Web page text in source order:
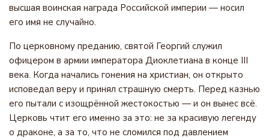
высшая воинская награда Российской империи — носил
его имя не случайно.
По церковному преданию, святой Георгий служил
офицером в армии императора Диоклетиана в конце III
века. Когда начались гонения на христиан, он открыто
исповедал веру и принял страшную смерть. Перед казнью
его пытали с изощрённой жестокостью — и он вынес всё.
Церковь чтит его именно за это: не за красивую легенду
о драконе, а за то, что не сломился под давлением